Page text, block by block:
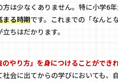
は少なくありません。特に小学6
まる時期です。これまでの「なんと
ちはだかります。
のやり方」を身につけることがで
会に出てからの学びにおいても、